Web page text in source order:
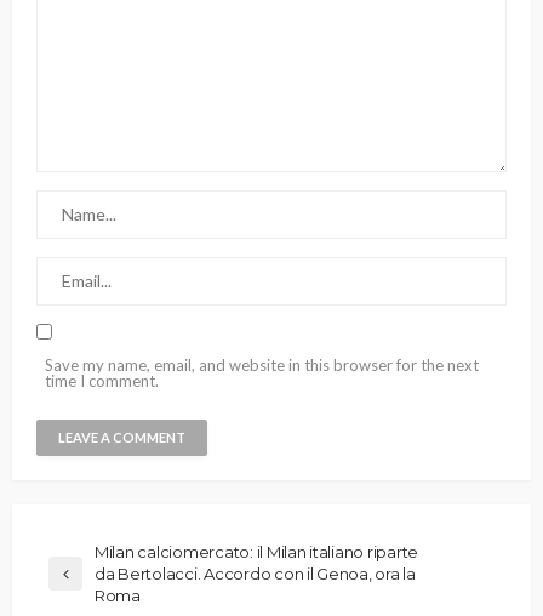
Save my name, email, and website in this browser for the next
time I comment.
Milan calciomercato: il Milan italiano riparte
da Bertolacci. Accordo con il Genoa, ora la
Roma